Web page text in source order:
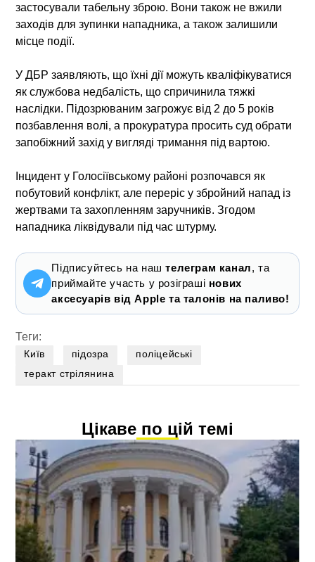
застосували табельну зброю. Вони також не вжили
заходів для зупинки нападника, а також залишили
місце події.
У ДБР заявляють, що їхні дії можуть кваліфікуватися
як службова недбалість, що спричинила тяжкі
наслідки. Підозрюваним загрожує від 2 до 5 років
позбавлення волі, а прокуратура просить суд обрати
запобіжний захід у вигляді тримання під вартою.
Інцидент у Голосіївському районі розпочався як
побутовий конфлікт, але переріс у збройний напад із
жертвами та захопленням заручників. Згодом
нападника ліквідували під час штурму.
Підписуйтесь на наштелеграм канал, та
приймайте участь у розіграші нових
аксесуарів від Apple та талонів на паливо!
Теги:
Київ підозра
поліцейські
теракт стрілянина
Цікаве по цій темі